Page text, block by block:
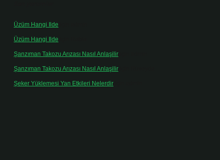
Üzüm Hangi Ilde
Üzüm Hangi Ilde
Şanzıman Takozu Arızası Nasıl Anlaşilir
Şanzıman Takozu Arızası Nasıl Anlaşilir
Şeker Yüklemesi Yan Etkileri Nelerdir